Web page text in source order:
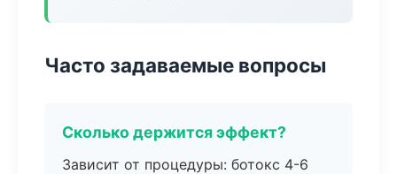
Часто задаваемые вопросы
Сколько держится эффект?
Зависит от процедуры: ботокс 4-6